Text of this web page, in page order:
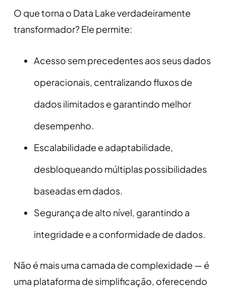
O que torna o Data Lake verdadeiramente
transformador? Ele permite:
Acesso sem precedentes aos seus dados
operacionais, centralizando fluxos de
dados ilimitados e garantindo melhor
desempenho.
Escalabilidade e adaptabilidade,
desbloqueando múltiplas possibilidades
baseadas em dados.
Segurança de alto nível, garantindo a
integridade e a conformidade de dados.
Não é mais uma camada de complexidade — é
uma plataforma de simplificação, oferecendo